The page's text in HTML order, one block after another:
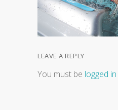
LEAVE A REPLY
You must be logged in